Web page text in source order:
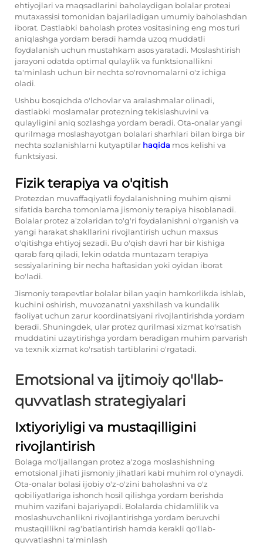
ehtiyojlari va maqsadlarini baholaydigan bolalar protезi
mutaxassisi tomonidan bajariladigan umumiy baholashdan
iborat. Dastlabki baholash protез vositasining eng mos turi
aniqlashga yordam beradi hamda uzoq muddatli
foydalanish uchun mustahkam asos yaratadi. Moslashtirish
jarayoni odatda optimal qulaylik va funktsionallikni
ta'minlash uchun bir nechta so'rovnomalarni o'z ichiga
oladi.
Ushbu bosqichda o'lchovlar va aralashmalar olinadi,
dastlabki moslamalar protеzning tekislashuvini va
qulayligini aniq sozlashga yordam beradi. Ota-onalar yangi
qurilmaga moslashayotgan bolalari sharhlari bilan birga bir
nechta sozlanishlarni kutyaptilar haqida mos kelishi va
funktsiyasi.
Fizik terapiya va o'qitish
Protezdan muvaffaqiyatli foydalanishning muhim qismi
sifatida barcha tomonlama jismoniy terapiya hisoblanadi.
Bolalar protez a'zolaridan to'g'ri foydalanishni o'rganish va
yangi harakat shakllarini rivojlantirish uchun maxsus
o'qitishga ehtiyoj sezadi. Bu o'qish davri har bir kishiga
qarab farq qiladi, lekin odatda muntazam terapiya
sessiyalarining bir necha haftasidan yoki oyidan iborat
bo'ladi.
Jismoniy terapevtlar bolalar bilan yaqin hamkorlikda ishlab,
kuchini oshirish, muvozanatni yaxshilash va kundalik
faoliyat uchun zarur koordinatsiyani rivojlantirishda yordam
beradi. Shuningdek, ular protez qurilmasi xizmat ko'rsatish
muddatini uzaytirishga yordam beradigan muhim parvarish
va texnik xizmat ko'rsatish tartiblarini o'rgatadi.
Emotsional va ijtimoiy qo'llab-
quvvatlash strategiyalari
Ixtiyoriyligi va mustaqilligini
rivojlantirish
Bolaga mo'ljallangan protez a'zoga moslashishning
emotsional jihati jismoniy jihatlari kabi muhim rol o'ynaydi.
Ota-onalar bolasi ijobiy o'z-o'zini baholashni va o'z
qobiliyatlariga ishonch hosil qilishga yordam berishda
muhim vazifani bajariyapdi. Bolalarda chidamlilik va
moslashuvchanlikni rivojlantirishga yordam beruvchi
mustaqillikni rag'batlantirish hamda kerakli qo'llab-
quvvatlashni ta'minlash